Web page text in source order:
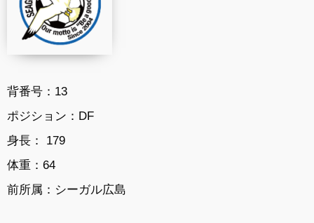
背番号：13
ポジション：DF
身長： 179
体重：64
前所属：シーガル広島